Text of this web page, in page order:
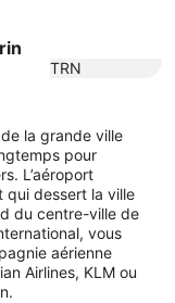
a
TRN
la grande ville
pour
L’aéroport
qui dessert la ville
du centre-ville de
vous
aérienne
Airlines, KLM ou